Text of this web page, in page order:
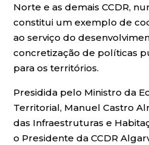
Norte e as demais CCDR,
constitui um exemplo de
ao serviço do
concretização de políticas
para os territórios.
Presidida pelo Ministro da
Territorial, Manuel Castro
das Infraestruturas e
o Presidente da CCDR